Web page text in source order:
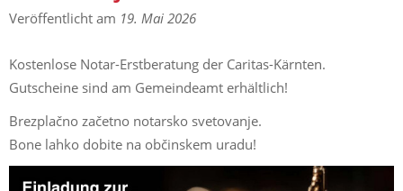
Veröffentlicht am 19. Mai 2026
Kostenlose Notar-Erstberatung der Caritas-Kärnten.
Gutscheine sind am Gemeindeamt erhältlich!
Brezplačno začetno notarsko svetovanje.
Bone lahko dobite na občinskem uradu!